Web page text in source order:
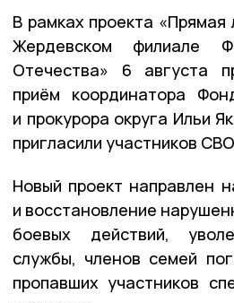
В рамках проекта «Прямая
Жердевском филиале
Отечества» 6 августа
приём координатора
и прокурора округа Ильи
пригласили участников
Новый проект направлен
и восстановление
боевых действий,
службы, членов семей
пропавших участников